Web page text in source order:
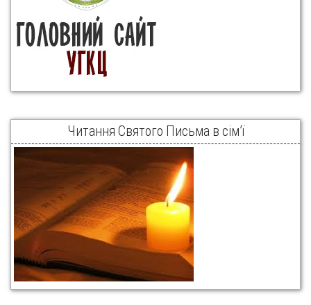
Читання Святого Письма в сім’ї